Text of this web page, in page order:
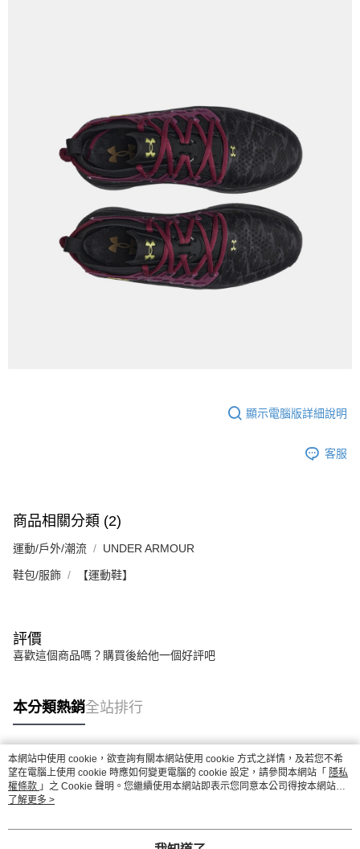
顯示電腦版詳細說明
客服
商品相關分類 (2)
運動/戶外/潮流 UNDER ARMOUR
鞋包/服飾 【運動鞋】
評價
喜歡這個商品嗎？購買後給他一個好評吧
本分類熱銷全站排行
熱門標籤
本網站中使用 cookie，欲查詢有關本網站使用 cookie 方式之詳情，及若您不希
望在電腦上使用 cookie 時應如何變更電腦的 cookie 設定，請參閱本網站「 隱私
權條款 」之 Cookie 聲明。您繼續使用本網站即表示您同意本公司得按本網站使
用條款之 Cookie 聲明使用 cookie。
了解更多 >